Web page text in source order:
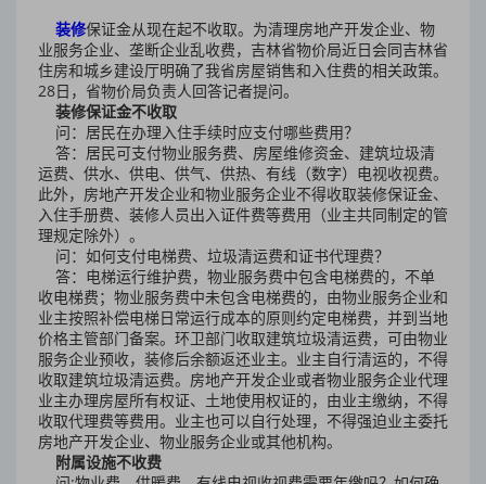
装修保证金从现在起不收取。为清理房地产开发企业、物
业服务企业、垄断企业乱收费，吉林省物价局近日会同吉林省
住房和城乡建设厅明确了我省房屋销售和入住费的相关政策。
28日，省物价局负责人回答记者提问。
装修保证金不收取
问：居民在办理入住手续时应支付哪些费用？
答：居民可支付物业服务费、房屋维修资金、建筑垃圾清
运费、供水、供电、供气、供热、有线（数字）电视收视费。
此外，房地产开发企业和物业服务企业不得收取装修保证金、
入住手册费、装修人员出入证件费等费用（业主共同制定的管
理规定除外）。
问：如何支付电梯费、垃圾清运费和证书代理费？
答：电梯运行维护费，物业服务费中包含电梯费的，不单
收电梯费；物业服务费中未包含电梯费的，由物业服务企业和
业主按照补偿电梯日常运行成本的原则约定电梯费，并到当地
价格主管部门备案。环卫部门收取建筑垃圾清运费，可由物业
服务企业预收，装修后余额返还业主。业主自行清运的，不得
收取建筑垃圾清运费。房地产开发企业或者物业服务企业代理
业主办理房屋所有权证、土地使用权证的，由业主缴纳，不得
收取代理费等费用。业主也可以自行处理，不得强迫业主委托
房地产开发企业、物业服务企业或其他机构。
附属设施不收费